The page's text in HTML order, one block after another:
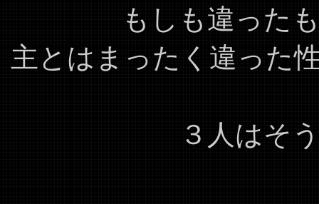
もしも違った
主とはまったく違った
３人はそ